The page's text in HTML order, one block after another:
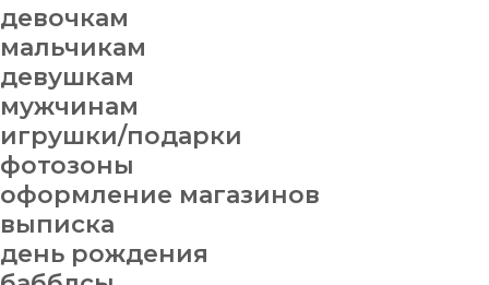
девочкам
мальчикам
девушкам
мужчинам
игрушки/подарки
фотозоны
оформление магазинов
выписка
день рождения